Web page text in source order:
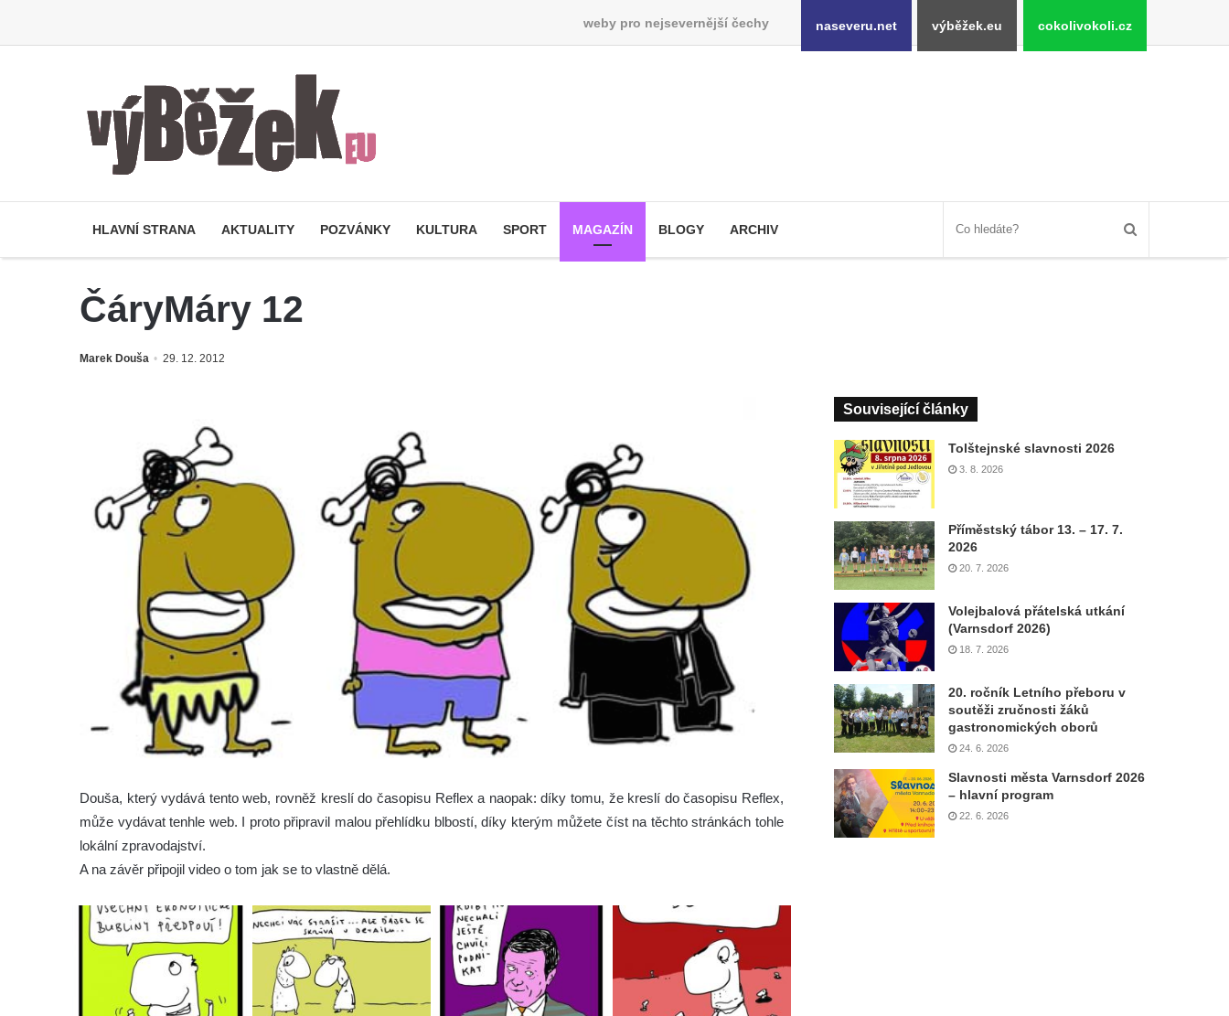
weby pro nejsevernější čechy naseveru.net výběžek.eu cokolivokoli.cz
HLAVNÍ STRANA AKTUALITY POZVÁNKY KULTURA SPORT MAGAZÍN BLOGY ARCHIV
ČáryMáry 12
Marek Douša 29. 12. 2012
Douša, který vydává tento web, rovněž kreslí do časopisu Reflex a naopak: díky tomu, že kreslí do časopisu Reflex,
může vydávat tenhle web. I proto připravil malou přehlídku blbostí, díky kterým můžete číst na těchto stránkách tohle
lokální zpravodajství.
A na závěr připojil video o tom jak se to vlastně dělá.
Související články
Tolštejnské slavnosti 2026
3. 8. 2026
Příměstský tábor 13. – 17. 7.
2026
20. 7. 2026
Volejbalová přátelská utkání
(Varnsdorf 2026)
18. 7. 2026
20. ročník Letního přeboru v
soutěži zručnosti žáků
gastronomických oborů
24. 6. 2026
Slavnosti města Varnsdorf 2026
– hlavní program
22. 6. 2026